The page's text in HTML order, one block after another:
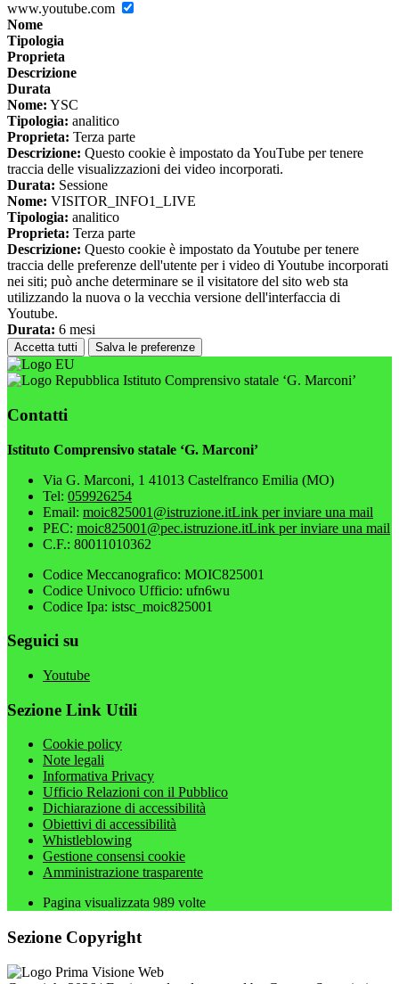
www.youtube.com
Nome
Tipologia
Proprieta
Descrizione
Durata
Nome: YSC
Tipologia: analitico
Proprieta: Terza parte
Descrizione: Questo cookie è impostato da YouTube per tenere
traccia delle visualizzazioni dei video incorporati.
Durata: Sessione
Nome: VISITOR_INFO1_LIVE
Tipologia: analitico
Proprieta: Terza parte
Descrizione: Questo cookie è impostato da Youtube per tenere
traccia delle preferenze dell'utente per i video di Youtube incorporati
nei siti; può anche determinare se il visitatore del sito web sta
utilizzando la nuova o la vecchia versione dell'interfaccia di
Youtube.
Durata: 6 mesi
Accetta tutti Salva le preferenze
Istituto Comprensivo statale ‘G. Marconi’
Contatti
Istituto Comprensivo statale ‘G. Marconi’
Via G. Marconi, 1 41013 Castelfranco Emilia (MO)
Tel: 059926254
Email: moic825001@istruzione.itLink per inviare una mail
PEC: moic825001@pec.istruzione.itLink per inviare una mail
C.F.: 80011010362
Codice Meccanografico: MOIC825001
Codice Univoco Ufficio: ufn6wu
Codice Ipa: istsc_moic825001
Seguici su
Youtube
Sezione Link Utili
Cookie policy
Note legali
Informativa Privacy
Ufficio Relazioni con il Pubblico
Dichiarazione di accessibilità
Obiettivi di accessibilità
Whistleblowing
Gestione consensi cookie
Amministrazione trasparente
Pagina visualizzata 989 volte
Sezione Copyright